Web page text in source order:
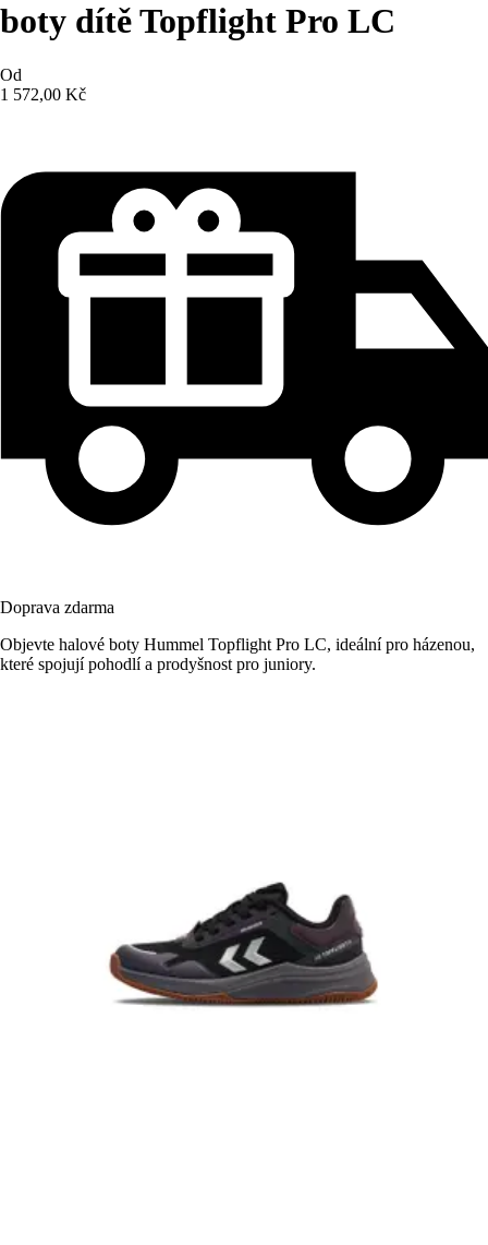
boty dítě Topflight Pro LC
Od
1 572,00 Kč
Doprava zdarma
Objevte halové boty Hummel Topflight Pro LC, ideální pro házenou,
které spojují pohodlí a prodyšnost pro juniory.